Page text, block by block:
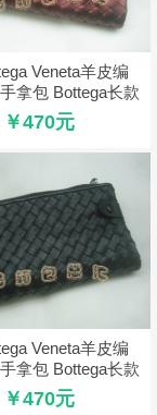
Veneta羊皮编
拿包 Bottega长款
红色
￥470元
Veneta羊皮编
拿包 Bottega长款
色
￥470元